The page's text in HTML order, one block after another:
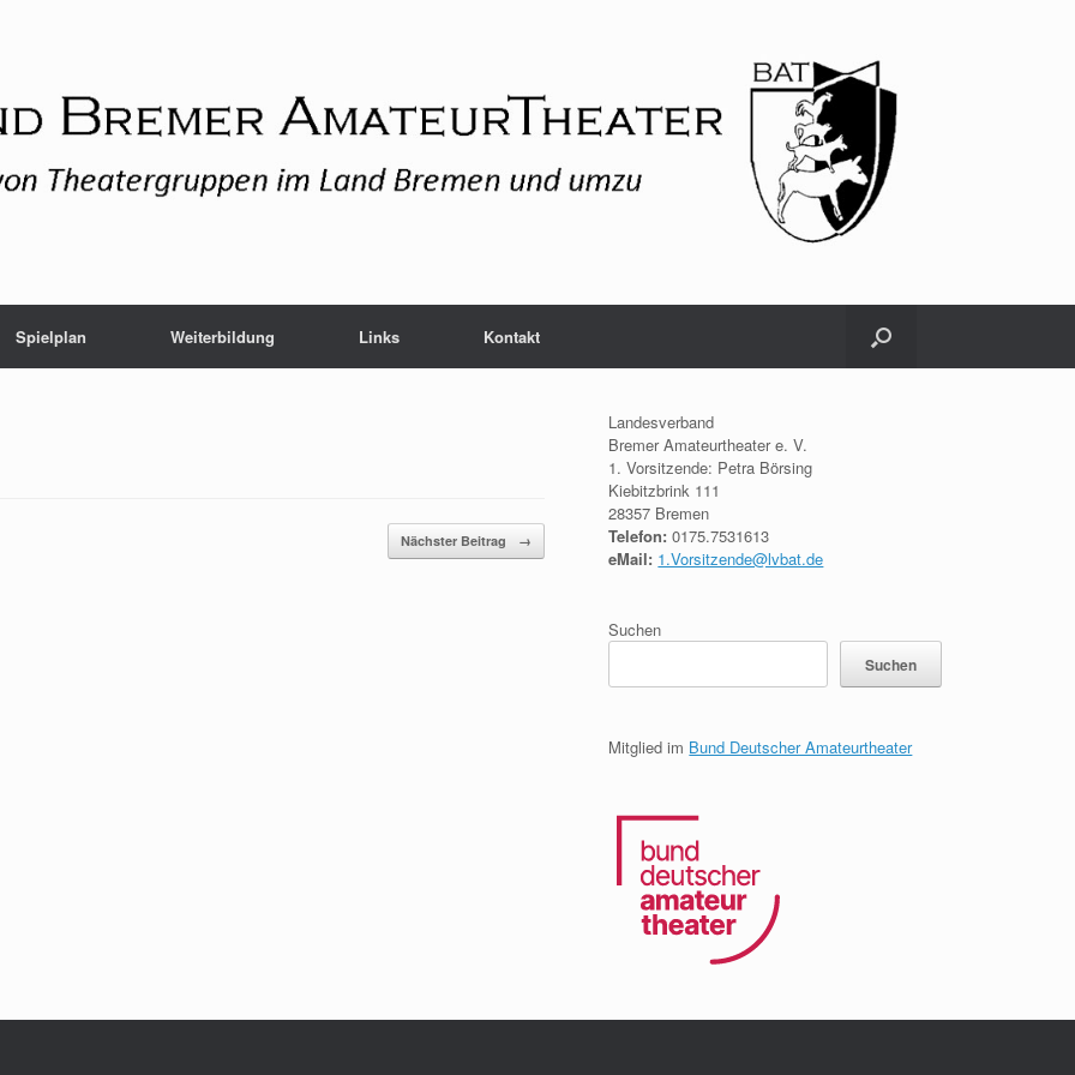
Spielplan Weiterbildung Links Kontakt
Nächster Beitrag →
Landesverband
Bremer Amateurtheater e. V.
1. Vorsitzende: Petra Börsing
Kiebitzbrink 111
28357 Bremen
Telefon: 0175.7531613
eMail: 1.Vorsitzende@lvbat.de
Suchen
Suchen
Mitglied im Bund Deutscher Amateurtheater